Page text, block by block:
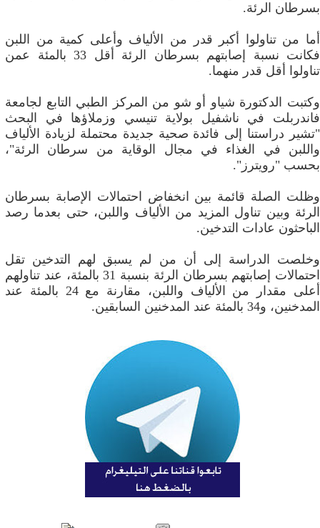
بسرطان الرئة.
أما من تناولوا أكبر قدر من الألياف وأعلى كمية من اللبن
فكانت نسبة إصابتهم بسرطان الرئة أقل 33 بالمئة عمن
تناولوا أقل قدر منهما.
وكتبت الدكتورة شياو أو شو من المركز الطبي التابع لجامعة
فاندربلت في ناشفيل بولاية تنيسي وزملاؤها في البحث
"تشير دراستنا إلى فائدة صحية جديدة محتملة لزيادة الألياف
واللبن في الغذاء في مجال الوقاية من سرطان الرئة"،
بحسب "رويترز".
وظلت الصلة قائمة بين انخفاض احتمالات الإصابة بسرطان
الرئة وبين تناول المزيد من الألياف واللبن، حتى بعدما رصد
الباحثون عادات التدخين.
وخلصت الدراسة إلى أن من لم يسبق لهم التدخين تقل
احتمالات إصابتهم بسرطان الرئة بنسبة 31 بالمئة، عند تناولهم
أعلى مقدار من الألياف واللبن، مقارنة مع 24 بالمئة عند
المدخنين، و34 بالمئة عند المدخنين السابقين.